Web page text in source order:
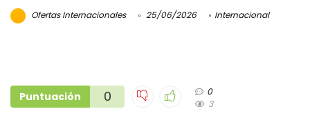
Ofertas Internacionales 25/06/2026 Internacional
Puntuación 0
0
3